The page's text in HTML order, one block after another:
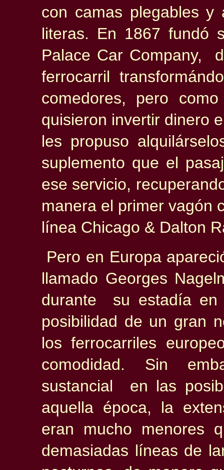
con camas plegables y
literas. En 1867 fundó
Palace Car Company,
ferrocarril
comedores, pero
quisieron invertir dinero
les propuso
suplemento que el
ese servicio,
manera el primer vagón
línea Chicago & Dalton
Pero en Europa
llamado Georges
durante su estadía en
posibilidad de un gran
los ferrocarriles
comodidad. Sin
sustancial en las
aquella época, la
eran mucho menores
demasiadas líneas de